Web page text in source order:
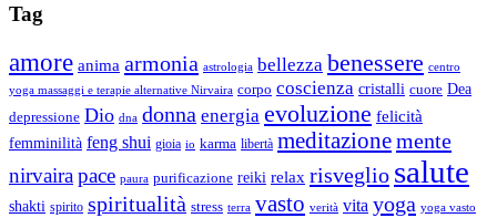
Tag
amore anima armonia astrologia bellezza benessere centro
yoga massaggi e terapie alternative Nirvaira corpo coscienza cristalli cuore Dea
depressione Dio dna donna energia evoluzione felicità
femminilità feng shui gioia io karma libertà meditazionemente
nirvairapace paura purificazione reiki relax risveglio salute
shakti spirito spiritualità stress terra vasto verità vita yoga yoga vasto